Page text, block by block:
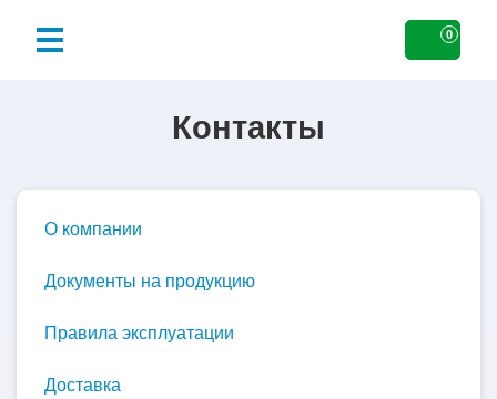
0
Контакты
О компании
Документы на продукцию
Правила эксплуатации
Доставка